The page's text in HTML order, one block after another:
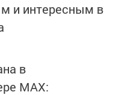
и интересным в
в
MАХ: